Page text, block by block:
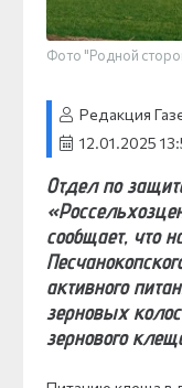
Фото "Родной
Редакция
12.01.2025
Отдел по
сообщает, что
активного
зерновых
зернового